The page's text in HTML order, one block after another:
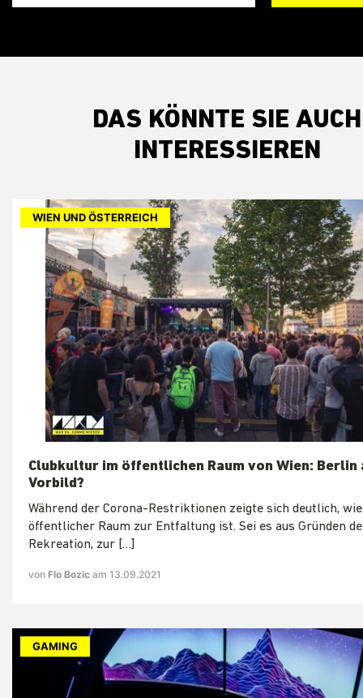
DAS KÖNNTE SIE AUCH
INTERESSIEREN
WIEN UND ÖSTERREICH
Clubkultur im öffentlichen Raum von Wien: Berlin
Vorbild?
Während der Corona-Restriktionen zeigte sich deutlich,
öffentlicher Raum zur Entfaltung ist. Sei es aus Gründen
Rekreation, zur […]
von Flo Bozic am 13.09.2021
GAMING